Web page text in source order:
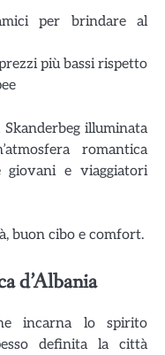
per brindare al
più bassi rispetto
Skanderbeg illuminata
romantica
giovani e viaggiatori
buon cibo e comfort.
d’Albania
incarna lo spirito
definita la città